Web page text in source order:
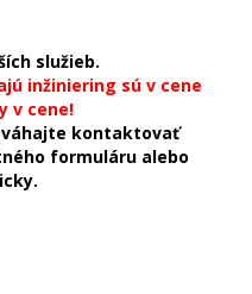
služieb.
inžiniering sú v cene
v cene!
kontaktovať
formuláru alebo